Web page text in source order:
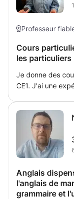
mariages, ou
bord de la piste
1
Professeur
Cours
les particuliers
Je donne des
CE1. J'ai une expérience de 25 ans. J'ai travaillé dans un
examens TOEIC
Anglais
l'anglais de
grammaire et